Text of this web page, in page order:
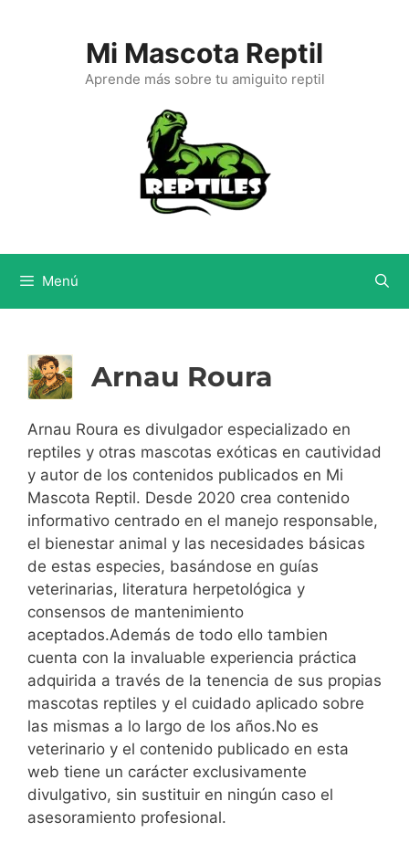
Mi Mascota Reptil
Aprende más sobre tu amiguito reptil
Menú
Arnau Roura
Arnau Roura es divulgador especializado en
reptiles y otras mascotas exóticas en cautividad
y autor de los contenidos publicados en Mi
Mascota Reptil. Desde 2020 crea contenido
informativo centrado en el manejo responsable,
el bienestar animal y las necesidades básicas
de estas especies, basándose en guías
veterinarias, literatura herpetológica y
consensos de mantenimiento
aceptados.Además de todo ello tambien
cuenta con la invaluable experiencia práctica
adquirida a través de la tenencia de sus propias
mascotas reptiles y el cuidado aplicado sobre
las mismas a lo largo de los años.No es
veterinario y el contenido publicado en esta
web tiene un carácter exclusivamente
divulgativo, sin sustituir en ningún caso el
asesoramiento profesional.